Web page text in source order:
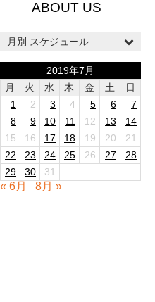
ABOUT US
月別 スケジュール
2019年7月
月
火 水 木 金 土
日
1
2 3 4 5 6
7
8
9 10 11 12 13
14
15
16 17 18 19 20
21
22
23 24 25 26 27
28
29
30 31
« 6月 8月 »